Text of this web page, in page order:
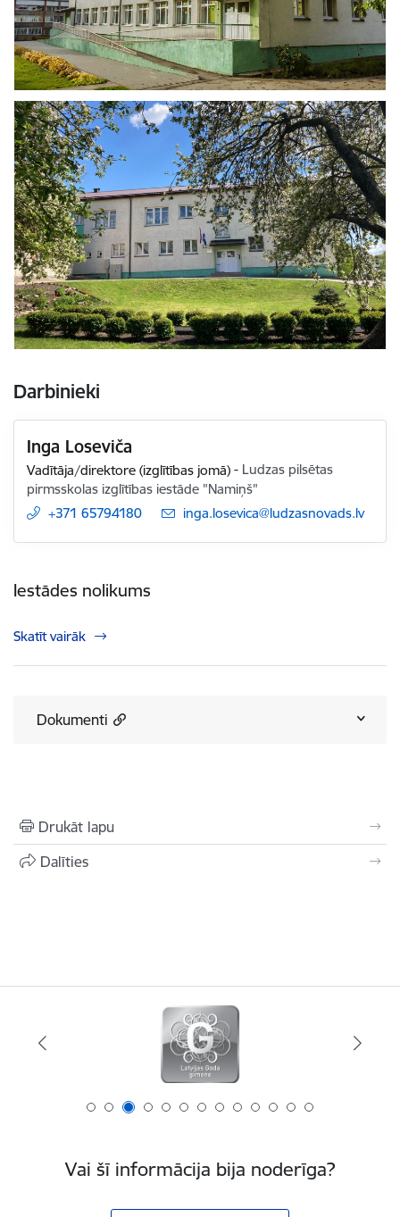
Darbinieki
Inga Loseviča
Vadītāja/direktore (izglītības jomā) - Ludzas pilsētas
pirmsskolas izglītības iestāde "Namiņš"
+371 65794180
E-pasts:
inga.losevica@ludzasnovads.lv
Iestādes nolikums
Skatīt vairāk
Dokumenti
Drukāt lapu
Dalīties
Vai šī informācija bija noderīga?